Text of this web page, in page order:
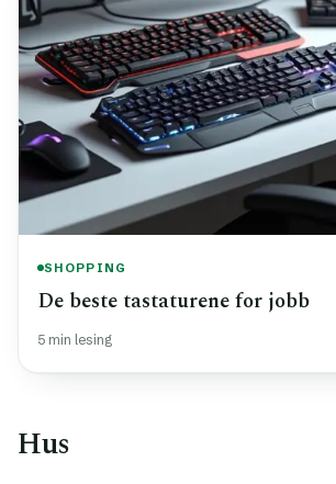
SHOPPING
De beste tastaturene for jobb
5 min lesing
Hus